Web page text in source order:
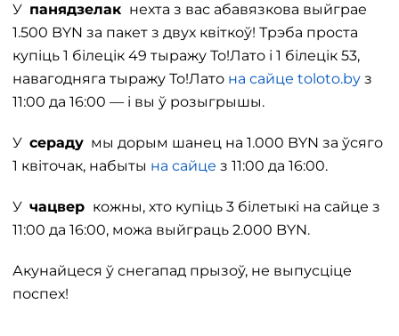
У панядзелак нехта з вас абавязкова выйграе
1.500 BYN за пакет з двух квіткоў! Трэба проста
купіць 1 білецік 49 тыражу То!Лато і 1 білецік 53,
навагодняга тыражу То!Лато на сайце toloto.by з
11:00 да 16:00 — і вы ў розыгрышы.
У сераду мы дорым шанец на 1.000 BYN за ўсяго
1 квіточак, набыты на сайце з 11:00 да 16:00.
У чацвер кожны, хто купіць 3 білетыкі на сайце з
11:00 да 16:00, можа выйграць 2.000 BYN.
Акунайцеся ў снегапад прызоў, не выпусціце
поспех!